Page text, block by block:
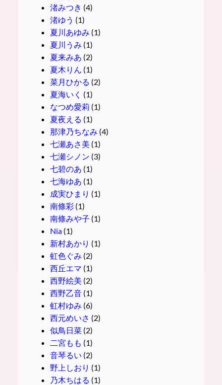
渚みつき (4)
渚ゆう (1)
夏川あゆみ (1)
夏川うみ (1)
夏来みあ (2)
夏木りん (1)
菜月ひかる (2)
夏海いく (1)
なつめ愛莉 (1)
夏夜える (1)
那津乃ちなみ (4)
七瀬あさ美 (1)
七瀬シノン (3)
七碧のあ (1)
七海ゆあ (1)
成実ひまり (1)
南條彩(1)
南條みや子 (1)
Nia(1)
新村あかり (1)
虹色ぐみ (2)
西丘エマ (1)
西野絵美 (2)
西野乙音(1)
虹村ゆみ (6)
西元めいさ (2)
似鳥日菜(2)
二宮もも (1)
音琴るい (2)
野上しおり (1)
乃木ちはる (1)